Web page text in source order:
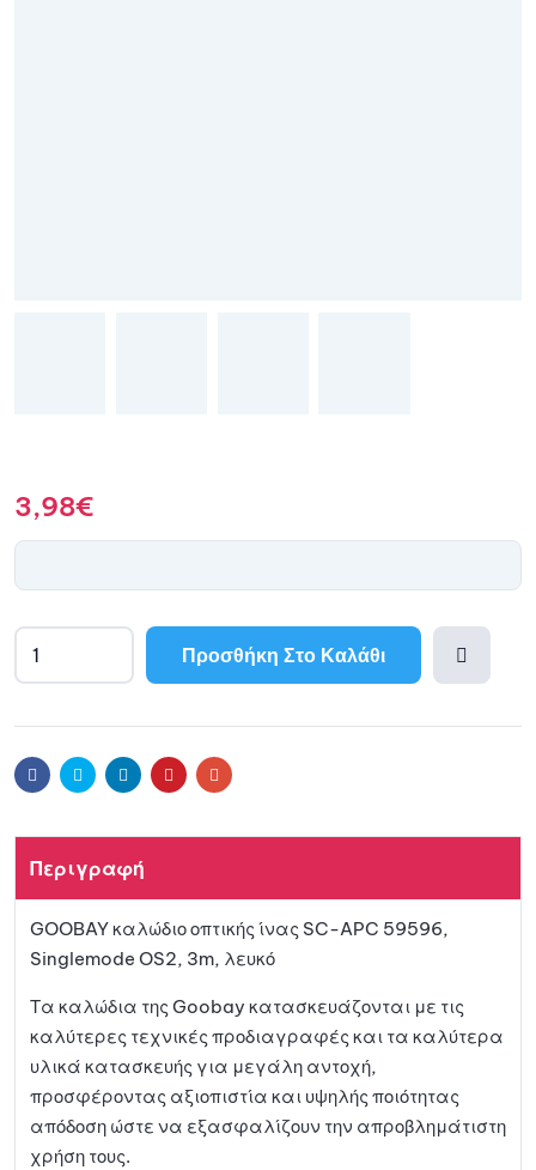
3,98€
Προσθήκη Στο Καλάθι
αγαπη
μένων
FacebookTwitter LinkedinPinterestEmail
Περιγραφή
GOOBAY καλώδιο οπτικής ίνας SC-APC 59596,
Singlemode OS2, 3m, λευκό
Τα καλώδια της Goobay κατασκευάζονται με τις
καλύτερες τεχνικές προδιαγραφές και τα καλύτερα
υλικά κατασκευής για μεγάλη αντοχή,
προσφέροντας αξιοπιστία και υψηλής ποιότητας
απόδοση ώστε να εξασφαλίζουν την απροβλημάτιστη
χρήση τους.